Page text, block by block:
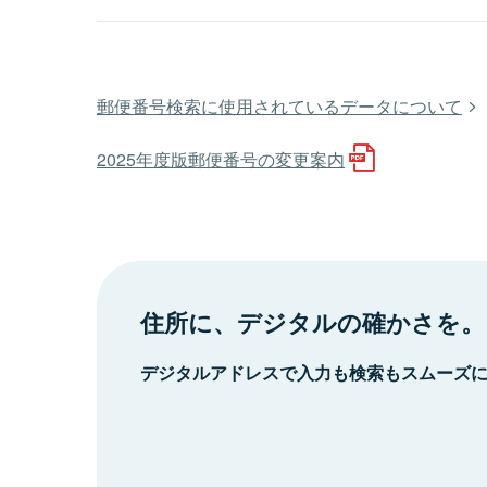
郵便番号検索に使用されているデータについて
2025年度版郵便番号の変更案内
住所に、デジタルの確かさを。
デジタルアドレスで入力も検索もスムーズ